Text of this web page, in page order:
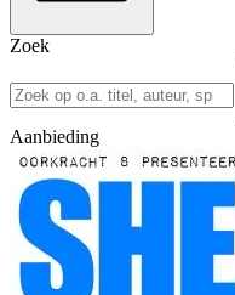
Zoek
Aanbieding